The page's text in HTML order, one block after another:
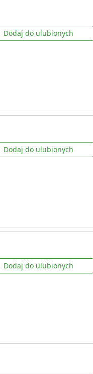
Dodaj do ulubionych
Dodaj do ulubionych
Dodaj do ulubionych